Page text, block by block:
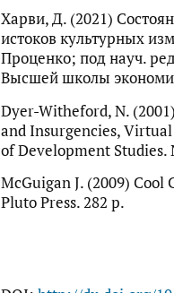
Харви, Д. (2021)
истоков культурных
Проценко; под науч.
Высшей школы
Dyer-Witheford, N.
and Insurgencies,
of Development Studies.
McGuigan J. (2009)
Pluto Press. 282 p.